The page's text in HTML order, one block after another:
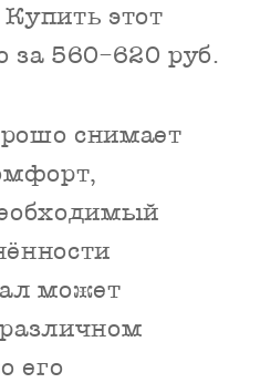
этот
за 560–620 руб.
снимает
может
его